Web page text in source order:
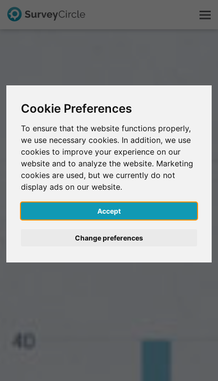
Cookie Preferences
To ensure that the website functions properly,
we use necessary cookies. In addition, we use
cookies to improve your experience on our
website and to analyze the website. Marketing
cookies are used, but we currently do not
display ads on our website.
Accept
Change preferences
Explorer la recherche
FAQ
S'inscrire gratuitement
S'inscrire
English
Deutsch
Nederlands